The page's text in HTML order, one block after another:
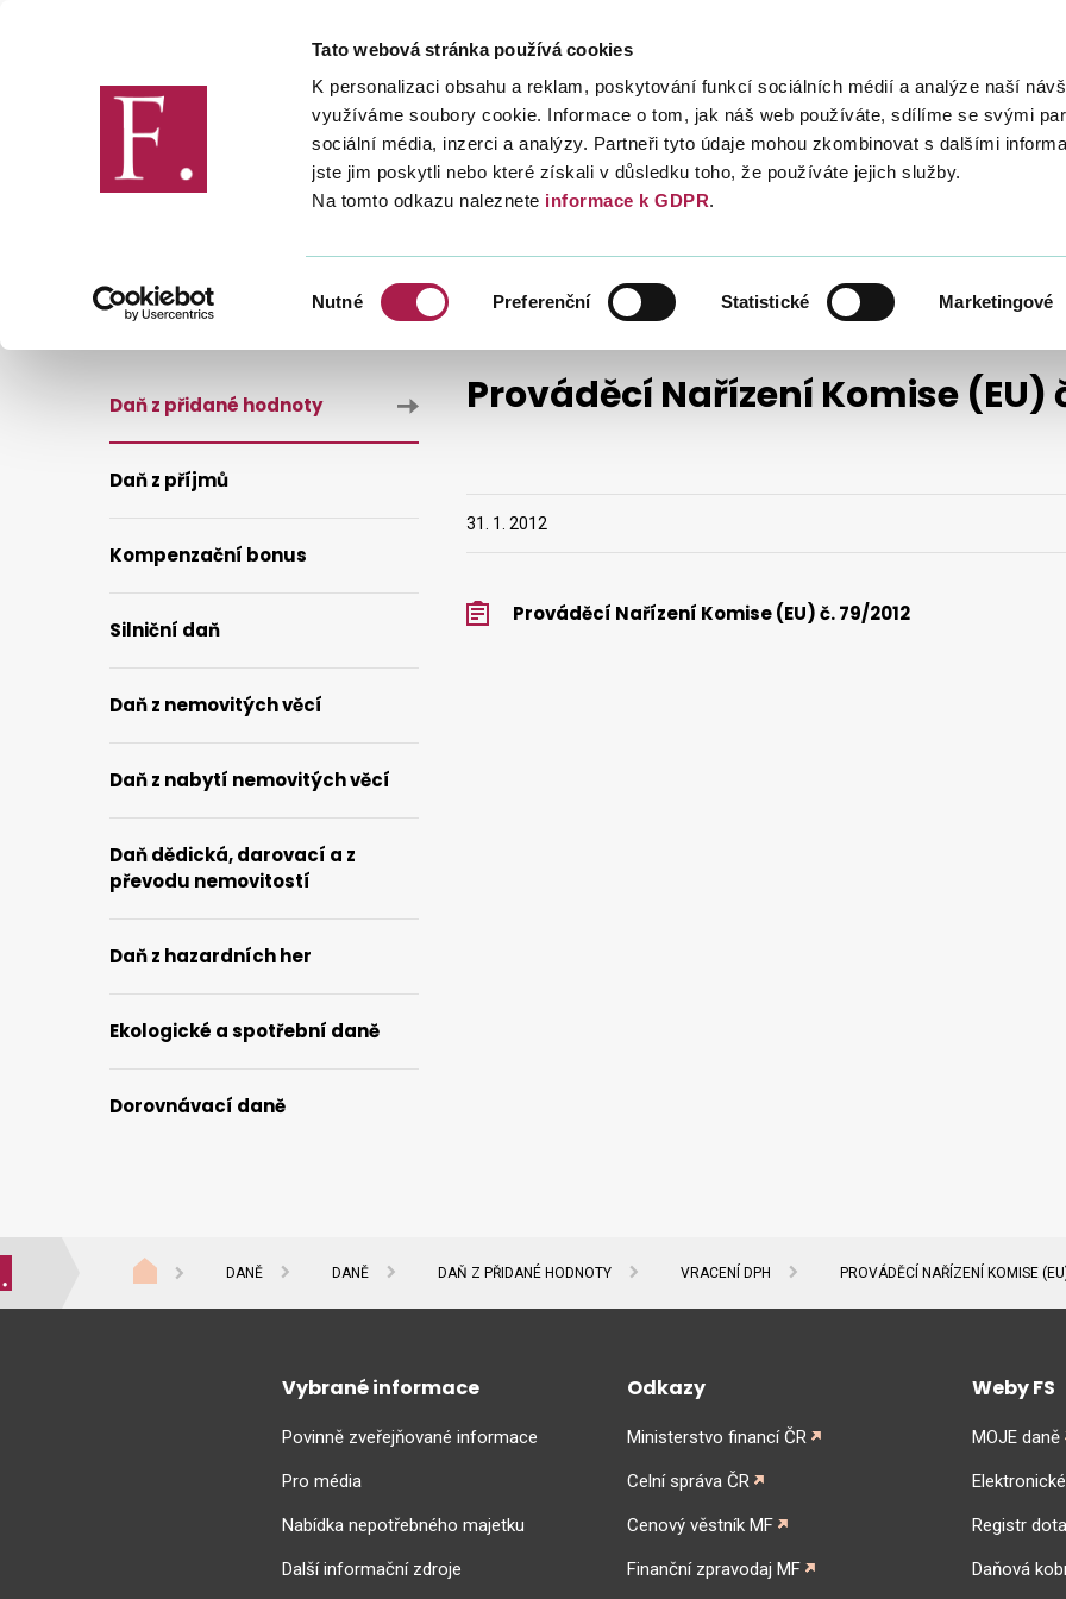
Tato webová stránka používá cookies
K personalizaci obsahu a reklam, poskytování funkcí sociálních médií a analýze naší
využíváme soubory cookie. Informace o tom, jak náš web používáte, sdílíme se svými
sociální média, inzerci a analýzy. Partneři tyto údaje mohou zkombinovat s dalšími
jste jim poskytli nebo které získali v důsledku toho, že používáte jejich služby.
Na tomto odkazu naleznete informace k GDPR.
Nutné Preferenční Statistické Marketingové
Finanční správa Daně Mezinárodní spolupráce
Prováděcí Nařízení Komise (EU)
31. 1. 2012
Prováděcí Nařízení Komise (EU) č. 79/2012
Daň z přidané hodnoty
Daň z příjmů
Kompenzační bonus
Silniční daň
Daň z nemovitých věcí
Daň z nabytí nemovitých věcí
Daň dědická, darovací a z
převodu nemovitostí
Daň z hazardních her
Ekologické a spotřební daně
Dorovnávací daně
DANĚ DANĚ DAŇ Z PŘIDANÉ HODNOTY VRACENÍ DPH PROVÁDĚCÍ NAŘÍZENÍ KOMISE
Vybrané informace
Povinně zveřejňované informace
Pro média
Nabídka nepotřebného majetku
Další informační zdroje
Odkazy
Ministerstvo financí ČR
Celní správa ČR
Cenový věstník MF
Finanční zpravodaj MF
Weby FS
MOJE daně
Registr
Daňová